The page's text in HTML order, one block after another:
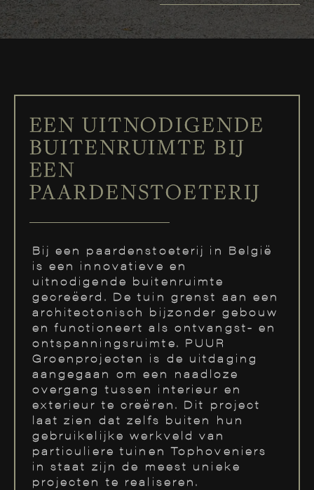
EEN UITNODIGENDE
BUITENRUIMTE BIJ
EEN
PAARDENSTOETERIJ
Bij een paardenstoeterij in België
is een innovatieve en
uitnodigende buitenruimte
gecreëerd. De tuin grenst aan een
architectonisch bijzonder gebouw
en functioneert als ontvangst- en
ontspanningsruimte. PUUR
Groenprojecten is de uitdaging
aangegaan om een naadloze
overgang tussen interieur en
exterieur te creëren. Dit project
laat zien dat zelfs buiten hun
gebruikelijke werkveld van
particuliere tuinen Tophoveniers
in staat zijn de meest unieke
projecten te realiseren.